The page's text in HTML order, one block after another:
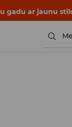
gadu ar jaunu